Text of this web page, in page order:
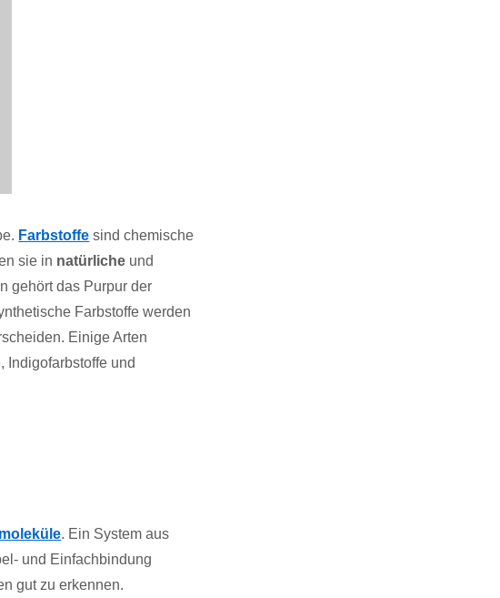
Farbstoffe sind chemische
sie in natürliche und
gehört das Purpur der
Farbstoffe werden
Einige Arten
Indigofarbstoffe und
. Ein System aus
und Einfachbindung
gut zu erkennen.